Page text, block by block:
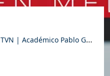
TVN | Académico Pablo Galain analiza golpe a banda del Tren de Aragua y desafíos para combatir crimen organizado en Chile